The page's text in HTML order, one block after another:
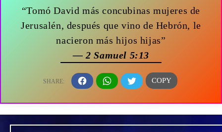
“Tomó David más concubinas mujeres de
Jerusalén, después que vino de Hebrón, le
nacieron más hijos hijas”
— 2 Samuel 5:13